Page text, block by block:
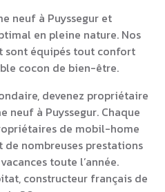
neuf à Puyssegur et
en pleine nature. Nos
sont équipés tout confort
cocon de bien-être.
devenez propriétaire
à Puyssegur. Chaque
de mobil-home
nombreuses prestations
toute l’année.
constructeur français de